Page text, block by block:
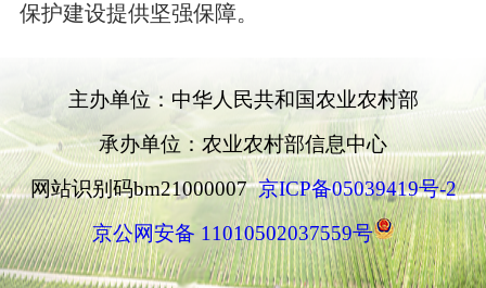
保护建设提供坚强保障。
主办单位：中华人民共和国农业农村部
承办单位：农业农村部信息中心
网站识别码bm21000007京ICP备05039419号-2
京公网安备 11010502037559号